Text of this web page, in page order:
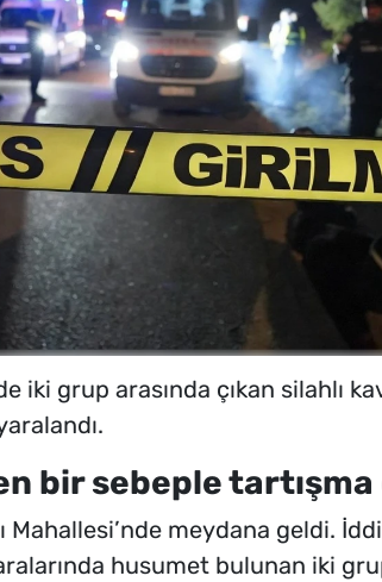
iki grup arasında çıkan silahlı
bir sebeple tartışma
Mahallesi’nde meydana geldi.
husumet bulunan iki